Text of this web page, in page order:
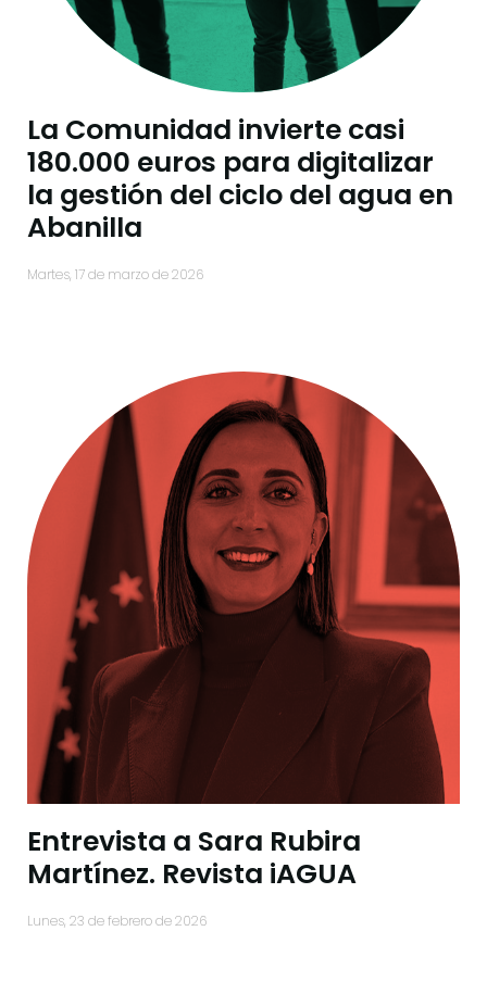
La Comunidad invierte casi
180.000 euros para digitalizar
la gestión del ciclo del agua en
Abanilla
martes, 17 de marzo de 2026
Entrevista a Sara Rubira
Martínez. Revista iAGUA
lunes, 23 de febrero de 2026